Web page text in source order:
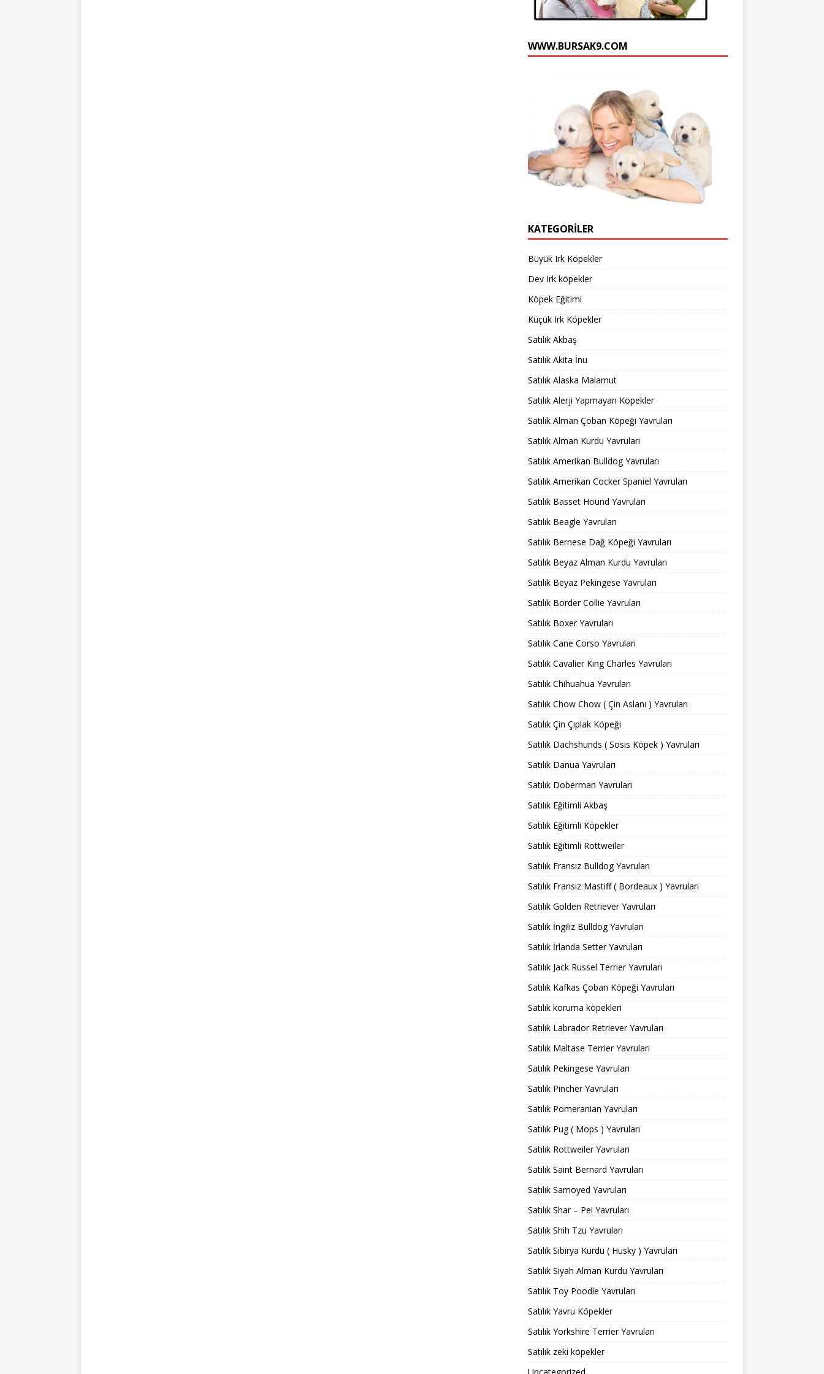
n
l
WWW.BURSAK9.COM
KATEGORILER
Büyük Irk Köpekler
Dev Irk köpekler
Köpek Eğitimi
Küçük Irk Köpekler
Satılık Akbaş
Satılık Akita İnu
Satılık Alaska Malamut
Satılık Alerji Yapmayan Köpekler
Satılık Alman Çoban Köpeği Yavruları
Satılık Alman Kurdu Yavruları
Satılık Amerikan Bulldog Yavruları
Satılık Amerikan Cocker Spaniel Yavruları
Satılık Basset Hound Yavruları
Satılık Beagle Yavruları
Satılık Bernese Dağ Köpeği Yavruları
Satılık Beyaz Alman Kurdu Yavruları
Satılık Beyaz Pekingese Yavruları
Satılık Border Collie Yavruları
Satılık Boxer Yavruları
Satılık Cane Corso Yavruları
Satılık Cavalier King Charles Yavruları
Satılık Chihuahua Yavruları
Satılık Chow Chow ( Çin Aslanı ) Yavruları
Satılık Çin Çıplak Köpeği
Satılık Dachshunds ( Sosis Köpek ) Yavruları
Satılık Danua Yavruları
Satılık Doberman Yavruları
Satılık Eğitimli Akbaş
Satılık Eğitimli Köpekler
Satılık Eğitimli Rottweiler
Satılık Fransız Bulldog Yavruları
Satılık Fransız Mastiff ( Bordeaux ) Yavruları
Satılık Golden Retriever Yavruları
Satılık İngiliz Bulldog Yavruları
Satılık İrlanda Setter Yavruları
Satılık Jack Russel Terrier Yavruları
Satılık Kafkas Çoban Köpeği Yavruları
Satılık koruma köpekleri
Satılık Labrador Retriever Yavruları
Satılık Maltase Terrier Yavruları
Satılık Pekingese Yavruları
Satılık Pincher Yavruları
Satılık Pomeranian Yavruları
Satılık Pug ( Mops ) Yavruları
Satılık Rottweiler Yavruları
Satılık Saint Bernard Yavruları
Satılık Samoyed Yavruları
Satılık Shar – Pei Yavruları
Satılık Shih Tzu Yavruları
Satılık Sibirya Kurdu ( Husky ) Yavruları
Satılık Siyah Alman Kurdu Yavruları
Satılık Toy Poodle Yavruları
Satılık Yavru Köpekler
Satılık Yorkshire Terrier Yavruları
Satılık zeki köpekler